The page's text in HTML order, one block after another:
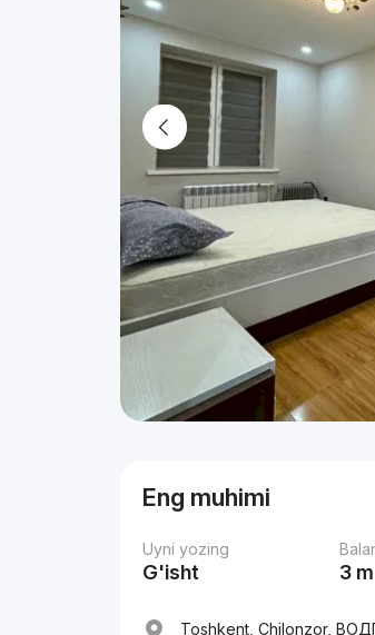
Eng muhimi
Uyni yozing
G'isht 3 m
Toshkent, Chilonzor,